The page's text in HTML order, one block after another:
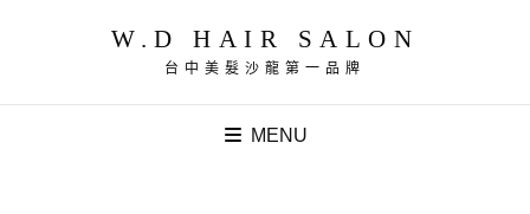
W.D HAIR SALON
台中美髮沙龍第一品牌
MENU